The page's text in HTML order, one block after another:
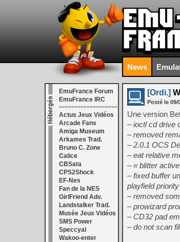
News
EmuFrance Forum
EmuFrance IRC
===================
Actus Jeux Vidéos
Arcade Fans
Amiga Museum
Arkames Trad.
Bruno C. Zone
Calice
CBSata
CPS2Shock
EF-Nes
Fan de la NES
GirlFriend Adv.
Landstalker Trad.
Musée Jeux Vidéos
SMS Power
Speccyal
Wakoo-enter
[Ordi.]
Posté le 09/
Une version
– ioctl cd drive
– removed
– 2.0.1 OCS
– eat relative
– « blitter
– fixed buffer
playfield
– removed
– prowizard
– CD32 pad
– do not scan